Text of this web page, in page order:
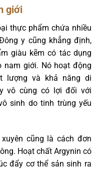
giới
thực phẩm chứa nhiều
y cũng khẳng định,
giàu kẽm có tác dụng
nam giới. Nó hoạt động
lượng và khả năng di
vô cùng có lợi đối với
sinh do tinh trùng yếu
cũng là cách đơn
Hoạt chất Argynin có
đẩy cơ thể sản sinh ra